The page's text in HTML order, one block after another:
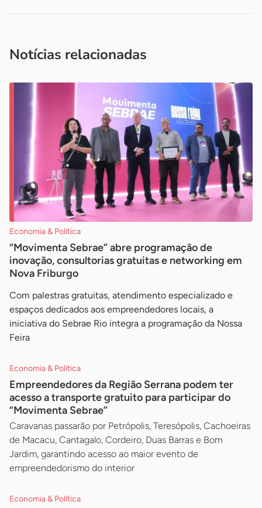
Notícias relacionadas
Economia & Política
“Movimenta Sebrae” abre programação de
inovação, consultorias gratuitas e networking em
Nova Friburgo
Com palestras gratuitas, atendimento especializado e
espaços dedicados aos empreendedores locais, a
iniciativa do Sebrae Rio integra a programação da Nossa
Feira
Economia & Política
Empreendedores da Região Serrana podem ter
acesso a transporte gratuito para participar do
“Movimenta Sebrae”
Caravanas passarão por Petrópolis, Teresópolis, Cachoeiras
de Macacu, Cantagalo, Cordeiro, Duas Barras e Bom
Jardim, garantindo acesso ao maior evento de
empreendedorismo do interior
Economia & Política